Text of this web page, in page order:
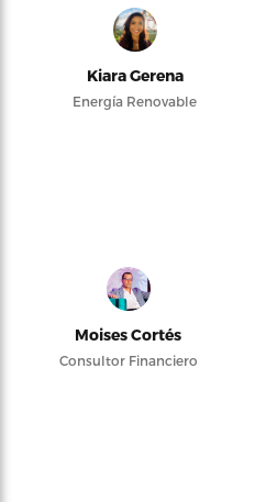
Kiara Gerena
Energía Renovable
Moises Cortés
Consultor Financiero